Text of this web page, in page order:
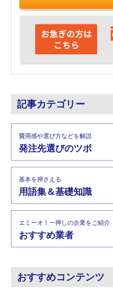
記事カテゴリー
費用感や選び方などを解説
発注先選びのツボ
基本を押さえる
用語集＆基礎知識
エミーオ！一押しの企業をご紹介
おすすめ業者
おすすめコンテンツ